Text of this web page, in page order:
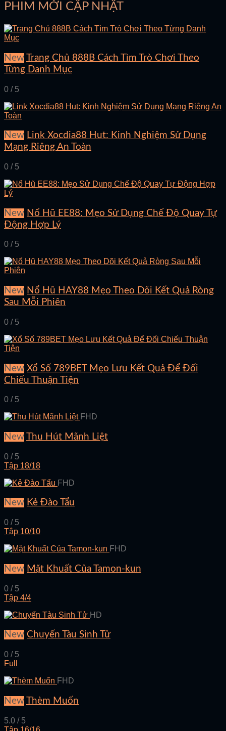
PHIM MỚI CẬP NHẬT
New Trang Chủ 888B Cách Tìm Trò Chơi Theo
Từng Danh Mục
0 / 5
New Link Xocdia88 Hut: Kinh Nghiệm Sử Dụng
Mạng Riêng An Toàn
0 / 5
New Nổ Hũ EE88: Mẹo Sử Dụng Chế Độ Quay Tự
Động Hợp Lý
0 / 5
New Nổ Hũ HAY88 Mẹo Theo Dõi Kết Quả Ròng
Sau Mỗi Phiên
0 / 5
New Xổ Số 789BET Mẹo Lưu Kết Quả Để Đối
Chiếu Thuận Tiện
0 / 5
FHD
New Thu Hút Mãnh Liệt
0 / 5
Tập 18/18
FHD
New Kẻ Đào Tẩu
0 / 5
Tập 10/10
FHD
New Mặt Khuất Của Tamon-kun
0 / 5
Tập 4/4
HD
New Chuyến Tàu Sinh Tử
0 / 5
Full
FHD
New Thèm Muốn
5.0 / 5